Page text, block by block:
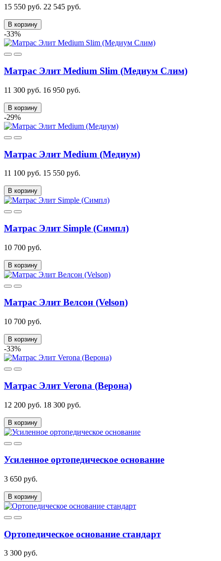
15 550 руб. 22 545 руб.
В корзину
-33%
Матрас Элит Medium Slim (Медиум Слим)
11 300 руб. 16 950 руб.
В корзину
-29%
Матрас Элит Medium (Медиум)
11 100 руб. 15 550 руб.
В корзину
Матрас Элит Simple (Симпл)
10 700 руб.
В корзину
Матрас Элит Велсон (Velson)
10 700 руб.
В корзину
-33%
Матрас Элит Verona (Верона)
12 200 руб. 18 300 руб.
В корзину
Усиленное ортопедическое основание
3 650 руб.
В корзину
Ортопедическое основание стандарт
3 300 руб.